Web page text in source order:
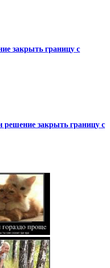
закрыть границу с
закрыть границу с